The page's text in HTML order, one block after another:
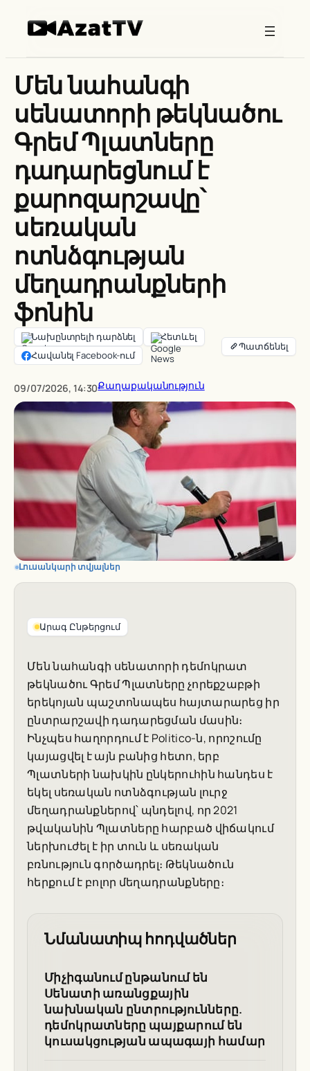
Մեն նահանգի
սենատորի թեկնածու
Գրեմ Պլատները
դադարեցնում է
քարոզարշավը՝
սեռական
ոտնձգության
մեղադրանքների
ֆոնին
Նախընտրելի դարձնել
Հետևել
Հավանել Facebook-ում
09/07/2026, 14:30Քաղաքականություն
Լուսանկարի տվյալներ
Արագ Ընթերցում
Մեն նահանգի սենատորի դեմոկրատ
թեկնածու Գրեմ Պլատները չորեքշաբթի
երեկոյան պաշտոնապես հայտարարեց իր
ընտրարշավի դադարեցման մասին։
Ինչպես հաղորդում է Politico-ն, որոշումը
կայացվել է այն բանից հետո, երբ
Պլատների նախկին ընկերուհին հանդես է
եկել սեռական ոտնձգության լուրջ
մեղադրանքներով՝ պնդելով, որ 2021
թվականին Պլատները հարբած վիճակում
ներխուժել է իր տուն և սեռական
բռնություն գործադրել։ Թեկնածուն
հերքում է բոլոր մեղադրանքները։
Նմանատիպ հոդվածներ
Միչիգանում ընթանում են
Սենատի առանցքային
նախնական ընտրությունները.
դեմոկրատները պայքարում են
կուսակցության ապագայի համար